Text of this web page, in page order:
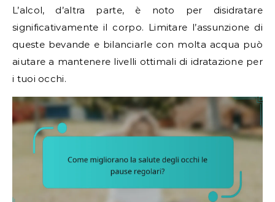
L’alcol, d’altra parte, è noto per disidratare
significativamente il corpo. Limitare l’assunzione di
queste bevande e bilanciarle con molta acqua può
aiutare a mantenere livelli ottimali di idratazione per
i tuoi occhi.